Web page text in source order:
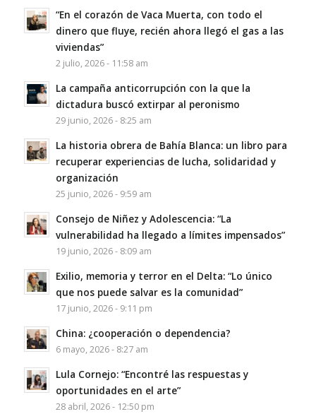
“En el corazón de Vaca Muerta, con todo el
dinero que fluye, recién ahora llegó el gas a las
viviendas”
2 julio, 2026 - 11:58 am
La campaña anticorrupción con la que la
dictadura buscó extirpar al peronismo
29 junio, 2026 - 8:25 am
La historia obrera de Bahía Blanca: un libro para
recuperar experiencias de lucha, solidaridad y
organización
25 junio, 2026 - 9:59 am
Consejo de Niñez y Adolescencia: “La
vulnerabilidad ha llegado a límites impensados”
19 junio, 2026 - 8:09 am
Exilio, memoria y terror en el Delta: “Lo único
que nos puede salvar es la comunidad”
17 junio, 2026 - 9:11 pm
China: ¿cooperación o dependencia?
6 mayo, 2026 - 8:27 am
Lula Cornejo: “Encontré las respuestas y
oportunidades en el arte”
28 abril, 2026 - 12:50 pm